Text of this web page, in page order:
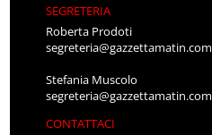
SEGRETERIA
Roberta Prodoti
segreteria@gazzettamatin.com
Stefania Muscolo
segreteria@gazzettamatin.com
CONTATTACI